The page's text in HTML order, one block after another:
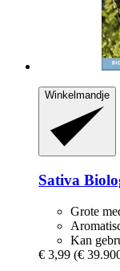
Winkelmandje
Sativa
Grote
Kan
€ 3,99 (€